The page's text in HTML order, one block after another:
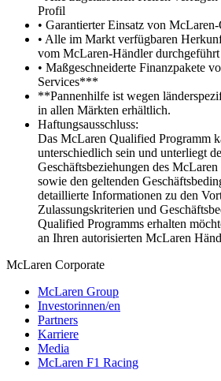
Profil
• Garantierter Einsatz von
• Alle im Markt verfügbaren
vom McLaren-Händler durchgeführt
• Maßgeschneiderte Finanzpakete
Services***
**Pannenhilfe ist wegen
in allen Märkten erhältlich.
Haftungsausschluss:
Das McLaren Qualified Programm
unterschiedlich sein und unterliegt
Geschäftsbeziehungen des
sowie den geltenden
detaillierte Informationen zu den
Zulassungskriterien und
Qualified Programms erhalten
an Ihren autorisierten McLaren
McLaren Corporate
McLaren Group
Investorinnen/en
Partners
Karriere
Media
McLaren F1 Racing